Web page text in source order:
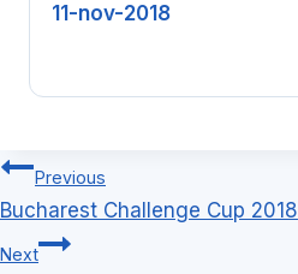
11-nov-2018
Navigare
în
articole
Previous
Bucharest Challenge Cup 2018
Next